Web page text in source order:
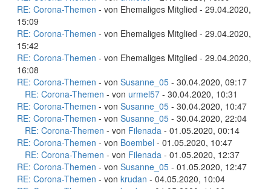
RE: Corona-Themen - von Ehemaliges Mitglied - 29.04.2020,
15:09
RE: Corona-Themen - von Ehemaliges Mitglied - 29.04.2020,
15:42
RE: Corona-Themen - von Ehemaliges Mitglied - 29.04.2020,
16:08
RE: Corona-Themen - von Susanne_05 - 30.04.2020, 09:17
RE: Corona-Themen - von urmel57 - 30.04.2020, 10:31
RE: Corona-Themen - von Susanne_05 - 30.04.2020, 10:47
RE: Corona-Themen - von Susanne_05 - 30.04.2020, 22:04
RE: Corona-Themen - von Filenada - 01.05.2020, 00:14
RE: Corona-Themen - von Boembel - 01.05.2020, 10:47
RE: Corona-Themen - von Filenada - 01.05.2020, 12:37
RE: Corona-Themen - von Susanne_05 - 01.05.2020, 12:47
RE: Corona-Themen - von krudan - 04.05.2020, 10:04